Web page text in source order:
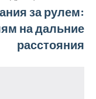
за рулем:
на дальние
расстояния